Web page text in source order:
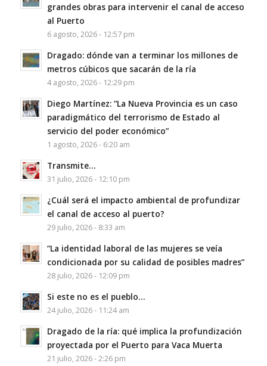
grandes obras para intervenir el canal de acceso
al Puerto
6 agosto, 2026 - 12:57 pm
Dragado: dónde van a terminar los millones de
metros cúbicos que sacarán de la ría
4 agosto, 2026 - 12:29 pm
Diego Martínez: “La Nueva Provincia es un caso
paradigmático del terrorismo de Estado al
servicio del poder económico”
1 agosto, 2026 - 6:20 am
Transmite…
31 julio, 2026 - 12:10 pm
¿Cuál será el impacto ambiental de profundizar
el canal de acceso al puerto?
29 julio, 2026 - 8:33 am
“La identidad laboral de las mujeres se veía
condicionada por su calidad de posibles madres”
28 julio, 2026 - 12:09 pm
Si este no es el pueblo…
24 julio, 2026 - 11:24 am
Dragado de la ría: qué implica la profundización
proyectada por el Puerto para Vaca Muerta
21 julio, 2026 - 2:26 pm